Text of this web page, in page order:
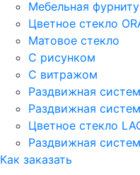
Мебельная
Цветное стекло
Матовое стекло
C рисунком
C витражом
Раздвижная
Раздвижная
Цветное стекло
Раздвижная
Как заказать